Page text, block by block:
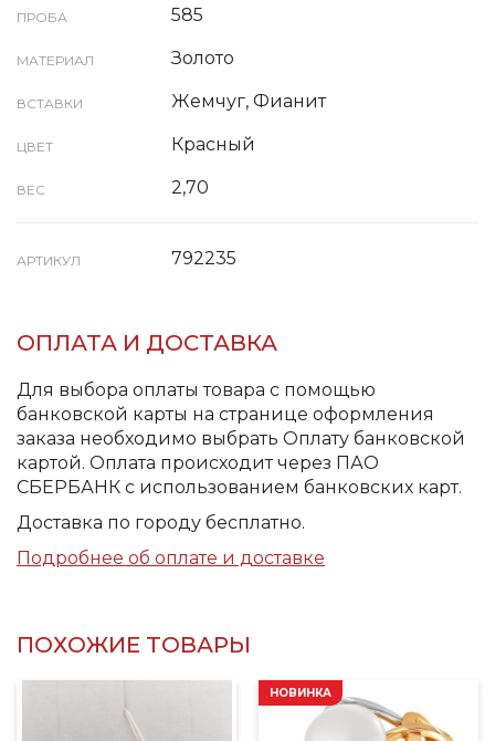
ПРОБА 585
МАТЕРИАЛ Золото
ВСТАВКИ Жемчуг, Фианит
ЦВЕТ Красный
ВЕС 2,70
АРТИКУЛ 792235
ОПЛАТА И ДОСТАВКА
Для выбора оплаты товара с помощью
банковской карты на странице оформления
заказа необходимо выбрать Оплату банковской
картой. Оплата происходит через ПАО
СБЕРБАНК с использованием банковских карт.
Доставка по городу бесплатно.
Подробнее об оплате и доставке
ПОХОЖИЕ ТОВАРЫ
НОВИНКА